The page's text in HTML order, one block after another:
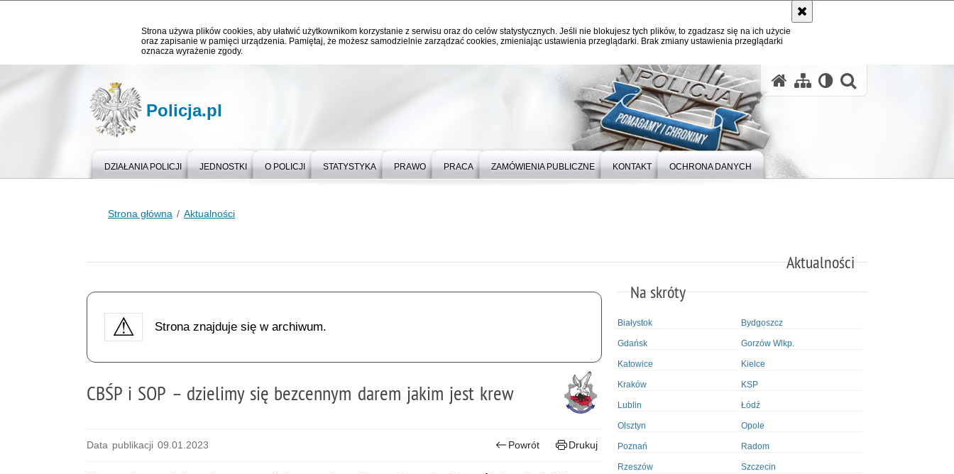
Strona używa plików cookies, aby ułatwić użytkownikom korzystanie z serwisu oraz do celów statystycznych. Jeśli nie blokujesz tych plików, to zgadzasz się na ich użycie
oraz zapisanie w pamięci urządzenia. Pamiętaj, że możesz samodzielnie zarządzać cookies, zmieniając ustawienia przeglądarki. Brak zmiany ustawienia przeglądarki
oznacza wyrażenie zgody.
Policja.pl
DZIAŁANIA POLICJI JEDNOSTKI O POLICJI STATYSTYKA PRAWO PRACA ZAMÓWIENIA PUBLICZNE KONTAKT OCHRONA DANYCH
Strona główna Aktualności
Aktualności
Strona znajduje się w archiwum.
CBŚP i SOP – dzielimy się bezcennym darem jakim jest krew
Data publikacji 09.01.2023 Powrót Drukuj
Na skróty
Białystok Bydgoszcz
Gdańsk Gorzów Wlkp.
Katowice Kielce
Kraków KSP
Lublin Łódź
Olsztyn Opole
Poznań Radom
Rzeszów Szczecin